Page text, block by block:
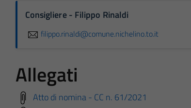
Consigliere - Filippo Rinaldi
filippo.rinaldi@comune.nichelino.to.it
Allegati
Atto di nomina - CC n. 61/2021